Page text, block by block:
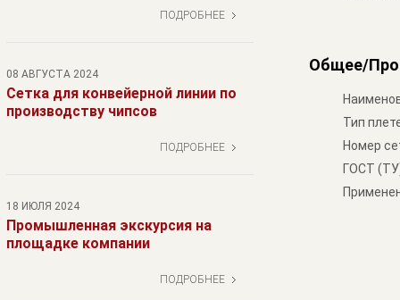
ПОДРОБНЕЕ
08 АВГУСТА 2024
Сетка для конвейерной линии по
производству чипсов
ПОДРОБНЕЕ
18 ИЮЛЯ 2024
Промышленная экскурсия на
площадке компании
ПОДРОБНЕЕ
Общее/
Тип
Номер
ГОСТ